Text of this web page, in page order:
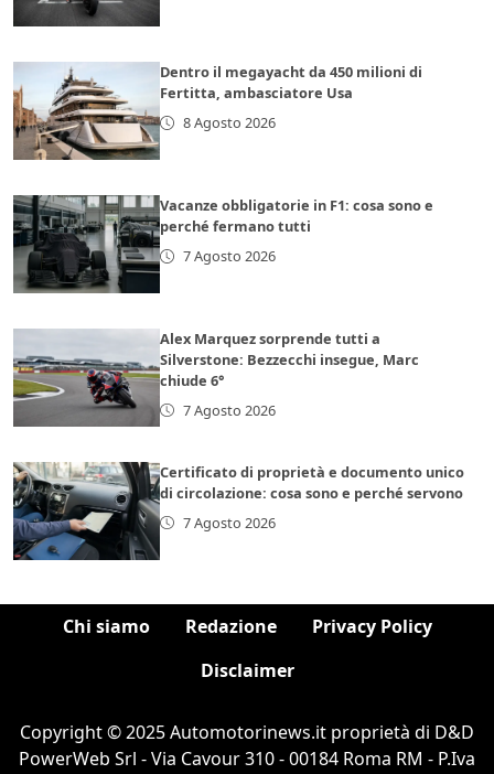
Dentro il megayacht da 450 milioni di
Fertitta, ambasciatore Usa
8 Agosto 2026
Vacanze obbligatorie in F1: cosa sono e
perché fermano tutti
7 Agosto 2026
Alex Marquez sorprende tutti a
Silverstone: Bezzecchi insegue, Marc
chiude 6°
7 Agosto 2026
Certificato di proprietà e documento unico
di circolazione: cosa sono e perché servono
7 Agosto 2026
Chi siamo Redazione
Privacy Policy
Disclaimer
Copyright © 2025 Automotorinews.it proprietà di D&D
PowerWeb Srl - Via Cavour 310 - 00184 Roma RM - P.Iva